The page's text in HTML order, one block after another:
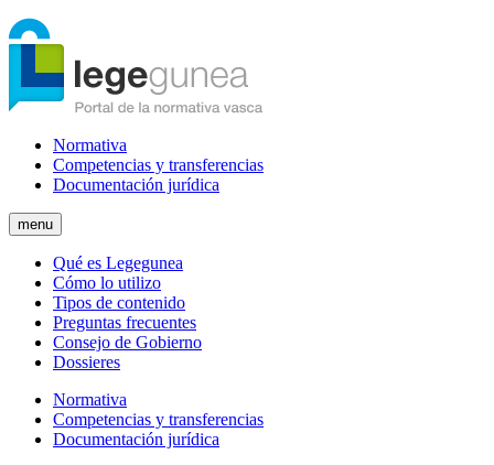
Normativa
Competencias y transferencias
Documentación jurídica
menu
Qué es Legegunea
Cómo lo utilizo
Tipos de contenido
Preguntas frecuentes
Consejo de Gobierno
Dossieres
Normativa
Competencias y transferencias
Documentación jurídica